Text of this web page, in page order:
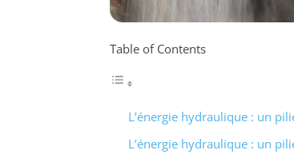
Table of Contents
L’énergie hydraulique : un
L’énergie hydraulique : un